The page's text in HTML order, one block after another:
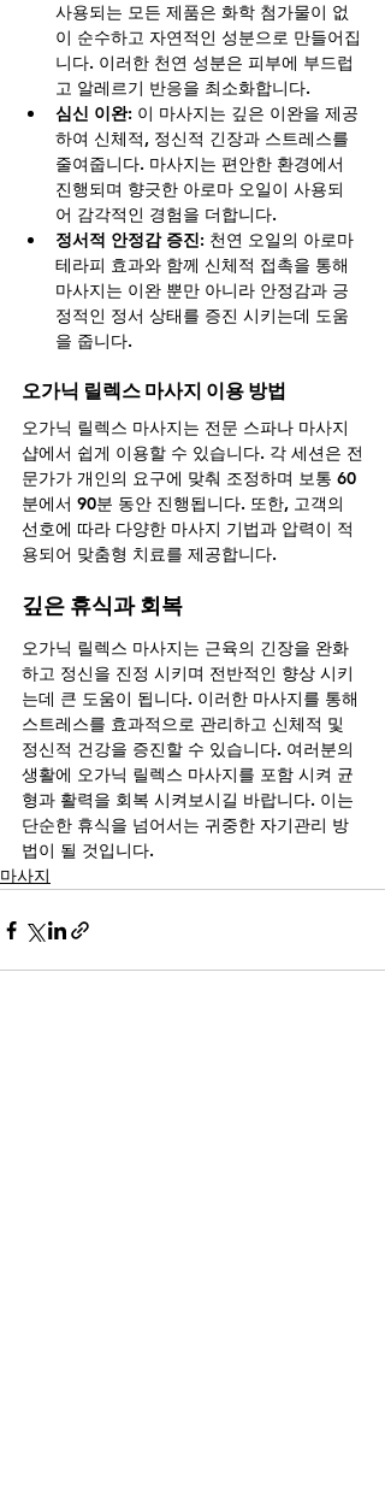
사용되는 모든 제품은 화학 첨가물이 없
이 순수하고 자연적인 성분으로 만들어집
니다. 이러한 천연 성분은 피부에 부드럽
고 알레르기 반응을 최소화합니다.
심신 이완: 이 마사지는 깊은 이완을 제공
하여 신체적, 정신적 긴장과 스트레스를
줄여줍니다. 마사지는 편안한 환경에서
진행되며 향긋한 아로마 오일이 사용되
어 감각적인 경험을 더합니다.
정서적 안정감 증진: 천연 오일의 아로마
테라피 효과와 함께 신체적 접촉을 통해
마사지는 이완 뿐만 아니라 안정감과 긍
정적인 정서 상태를 증진 시키는데 도움
을 줍니다.
오가닉 릴렉스 마사지 이용 방법
오가닉 릴렉스 마사지는 전문 스파나 마사지
샵에서 쉽게 이용할 수 있습니다. 각 세션은 전
문가가 개인의 요구에 맞춰 조정하며 보통 60
분에서 90분 동안 진행됩니다. 또한, 고객의
선호에 따라 다양한 마사지 기법과 압력이 적
용되어 맞춤형 치료를 제공합니다.
깊은 휴식과 회복
오가닉 릴렉스 마사지는 근육의 긴장을 완화
하고 정신을 진정 시키며 전반적인 향상 시키
는데 큰 도움이 됩니다. 이러한 마사지를 통해
스트레스를 효과적으로 관리하고 신체적 및
정신적 건강을 증진할 수 있습니다. 여러분의
생활에 오가닉 릴렉스 마사지를 포함 시켜 균
형과 활력을 회복 시켜보시길 바랍니다. 이는
단순한 휴식을 넘어서는 귀중한 자기관리 방
법이 될 것입니다.
마사지